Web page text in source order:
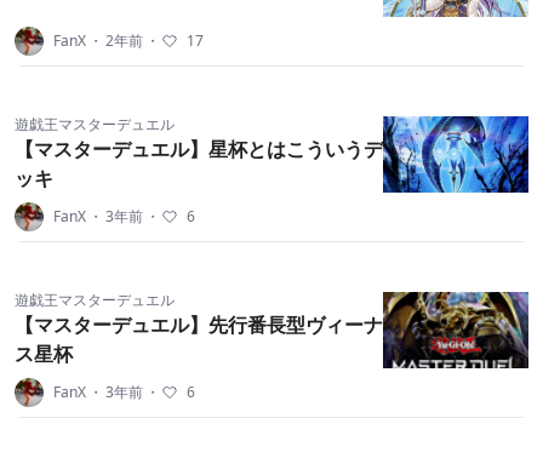
FanX ・ 2年前 ・ 17
遊戯王マスターデュエル
【マスターデュエル】星杯とはこういうデ
ッキ
FanX ・ 3年前 ・ 6
遊戯王マスターデュエル
【マスターデュエル】先行番長型ヴィーナ
ス星杯
FanX ・ 3年前 ・ 6